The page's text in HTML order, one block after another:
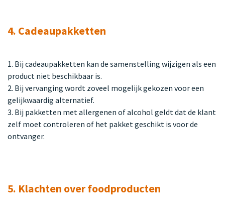
4. Cadeaupakketten
1. Bij cadeaupakketten kan de samenstelling wijzigen als een
product niet beschikbaar is.
2. Bij vervanging wordt zoveel mogelijk gekozen voor een
gelijkwaardig alternatief.
3. Bij pakketten met allergenen of alcohol geldt dat de klant
zelf moet controleren of het pakket geschikt is voor de
ontvanger.
5. Klachten over foodproducten